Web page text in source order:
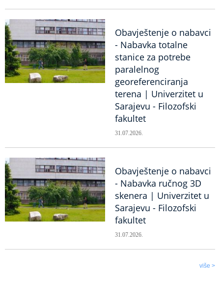
Obavještenje o nabavci
- Nabavka totalne
stanice za potrebe
paralelnog
georeferenciranja
terena | Univerzitet u
Sarajevu - Filozofski
fakultet
31.07.2026.
Obavještenje o nabavci
- Nabavka ručnog 3D
skenera | Univerzitet u
Sarajevu - Filozofski
fakultet
31.07.2026.
više >